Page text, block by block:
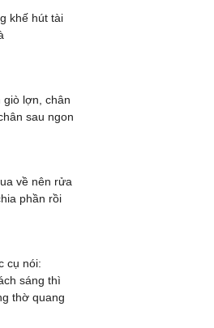
khế hút tài
giò lợn, chân
sau ngon
về nên rửa
phần rồi
cụ nói:
sáng thì
thờ quang